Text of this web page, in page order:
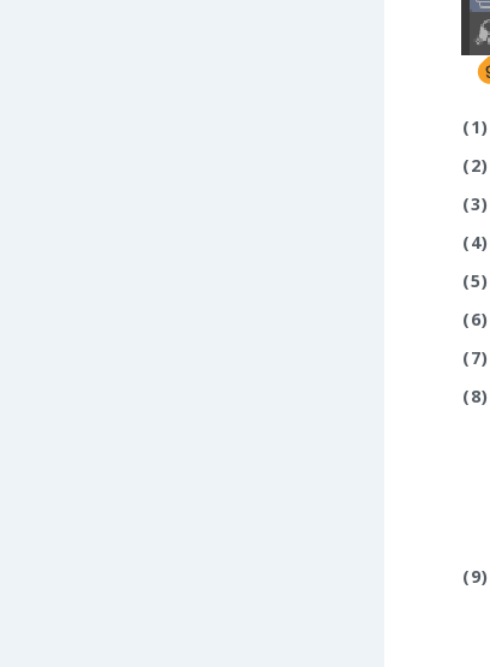
(1)
(2)
(3)
(4)
(5)
(6)
(7)
(8)
(9)